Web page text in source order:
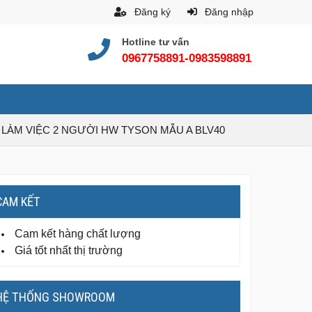
Đăng ký Đăng nhập
Hotline tư vấn
0967758891-0983598891
VIỆC 2 NGƯỜI HW TYSON MẪU A BLV40
KẾT
Cam kết hàng chất lượng
Giá tốt nhất thị trường
THỐNG SHOWROOM